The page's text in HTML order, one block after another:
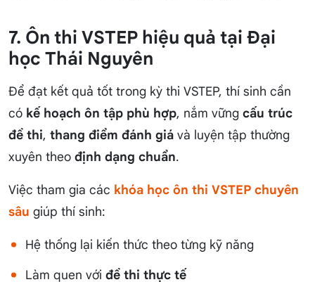
7. Ôn thi VSTEP hiệu quả tại Đại
học Thái Nguyên
Để đạt kết quả tốt trong kỳ thi VSTEP, thí sinh cần
có kế hoạch ôn tập phù hợp, nắm vững cấu trúc
đề thi, thang điểm đánh giá và luyện tập thường
xuyên theo định dạng chuẩn.
Việc tham gia các khóa học ôn thi VSTEP chuyên
sâu giúp thí sinh:
Hệ thống lại kiến thức theo từng kỹ năng
Làm quen với đề thi thực tế